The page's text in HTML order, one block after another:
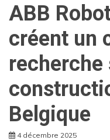
ABB
créent un
recherche
Belgique
4 décembre 2025